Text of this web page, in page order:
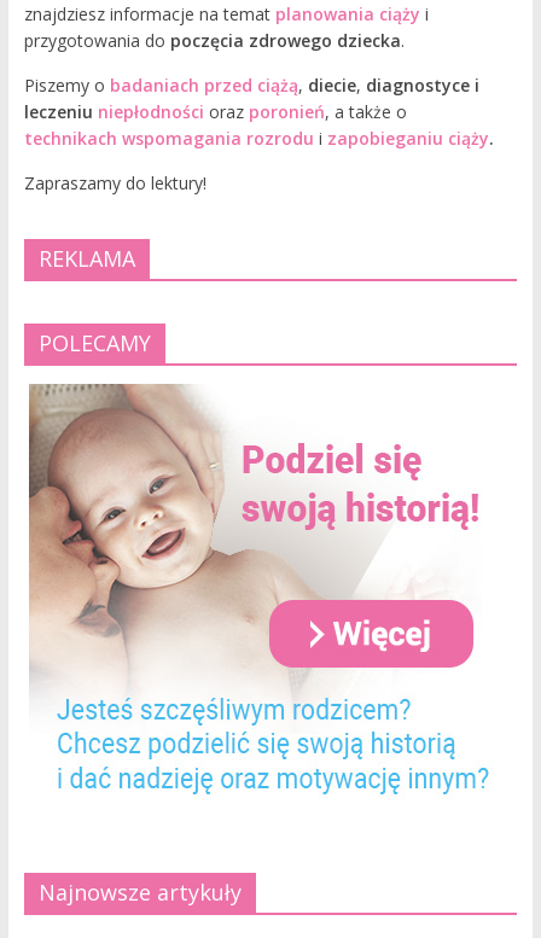
znajdziesz informacje na temat planowania ciąży i
przygotowania do poczęcia zdrowego dziecka.
Piszemy o badaniach przed ciążą, diecie, diagnostyce i
leczeniu niepłodności oraz poronień, a także o
technikach wspomagania rozrodu i zapobieganiu ciąży.
Zapraszamy do lektury!
REKLAMA
POLECAMY
Najnowsze artykuły